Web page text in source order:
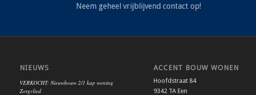
Neem geheel vrijblijvend contact op!
NIEUWS
VERKOCHT: Nieuwbouw 2/1 kap woning
Zorgvlied
ACCENT BOUW WONEN
Hoofdstraat 84
9342 TA Een